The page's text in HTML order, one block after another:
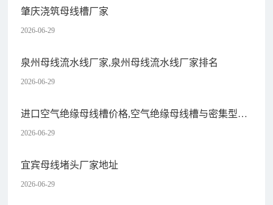
肇庆浇筑母线槽厂家
2026-06-29
泉州母线流水线厂家,泉州母线流水线厂家排名
2026-06-29
进口空气绝缘母线槽价格,空气绝缘母线槽与密集型母
线槽
2026-06-29
宜宾母线堵头厂家地址
2026-06-29